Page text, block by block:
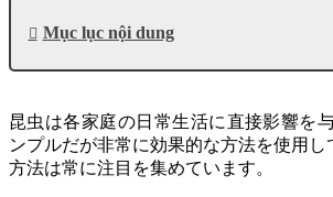
Mục lục nội dung
昆虫は各家庭の日常生活に直接影響を
ンプルだが非常に効果的な方法を使用し
方法は常に注目を集めています。